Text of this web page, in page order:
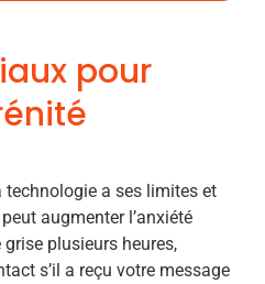
pour
technologie a ses limites et
augmenter l’anxiété
plusieurs heures,
s’il a reçu votre message